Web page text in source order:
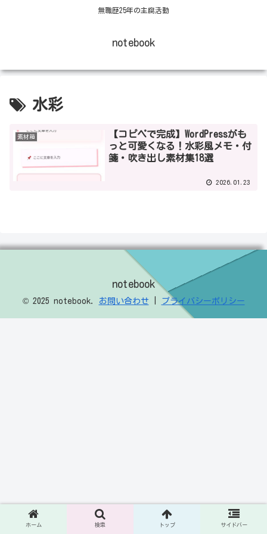
無職歴25年の主腐活動
notebook
水彩
素材箱
【コピペで完成】WordPressがも
っと可愛くなる！水彩風メモ・付
箋・吹き出し素材集18選
2026.01.23
notebook
© 2025 notebook. お問い合わせ プライバシーポリシー
ホーム 検索 トップ サイドバー